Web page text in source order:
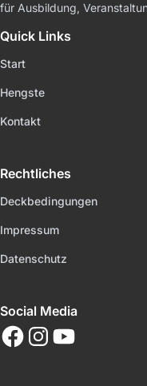
für Ausbildung,
Quick Links
Start
Hengste
Kontakt
Rechtliches
Deckbedingungen
Impressum
Datenschutz
Social Media